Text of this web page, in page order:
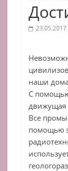
23.05.2017
наши
С
движущая
Все
помощью